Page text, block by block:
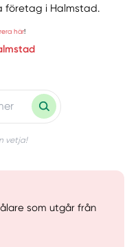
företag i Halmstad.
här!
vetja!
som utgår från